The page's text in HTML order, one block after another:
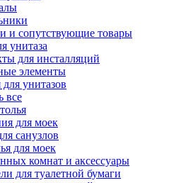
и сопутствующие товары
унитаза
для инсталляций
элементы
унитазов
все
для моек
санузлов
для моек
комнат и аксессуары
для туалетной бумаги